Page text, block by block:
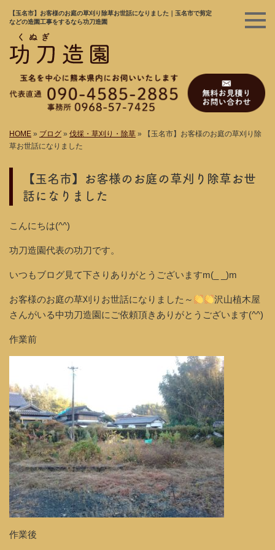
【玉名市】お客様のお庭の草刈り除草お世話になりました｜玉名市で剪定
などの造園工事をするなら功刀造園
HOME » ブログ » 伐採・草刈り・除草 »
【玉名市】お客様のお庭の草刈り除
草お世話になりました
【玉名市】お客様のお庭の草刈り除草お世
話になりました
こんにちは(^^)
功刀造園代表の功刀です。
いつもブログ見て下さりありがとうございますm(_ _)m
お客様のお庭の草刈りお世話になりました～
沢山植木屋
さんがいる中功刀造園にご依頼頂きありがとうございます(^^)
作業前
作業後